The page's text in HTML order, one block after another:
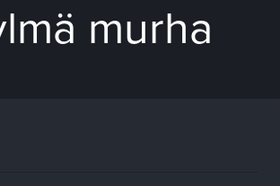
murha